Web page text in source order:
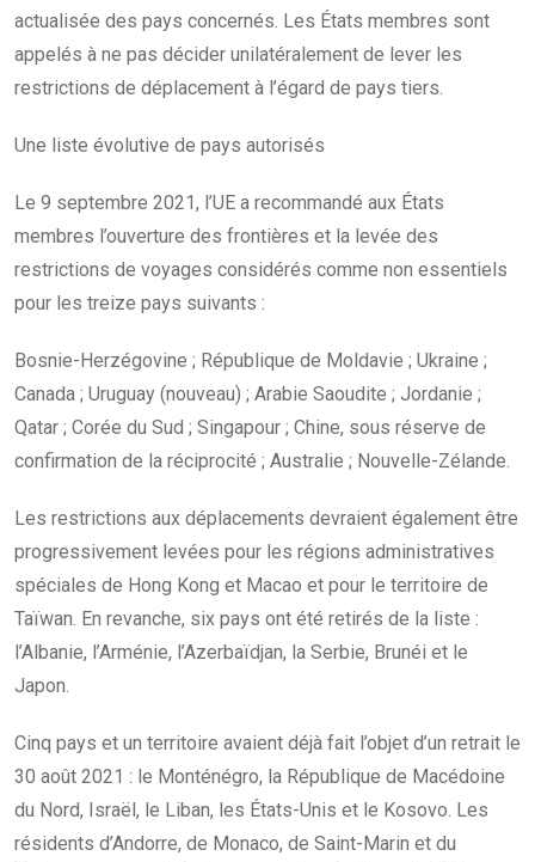
actualisée des pays concernés. Les États membres sont
appelés à ne pas décider unilatéralement de lever les
restrictions de déplacement à l’égard de pays tiers.
Une liste évolutive de pays autorisés
Le 9 septembre 2021, l’UE a recommandé aux États
membres l’ouverture des frontières et la levée des
restrictions de voyages considérés comme non essentiels
pour les treize pays suivants :
Bosnie-Herzégovine ; République de Moldavie ; Ukraine ;
Canada ; Uruguay (nouveau) ; Arabie Saoudite ; Jordanie ;
Qatar ; Corée du Sud ; Singapour ; Chine, sous réserve de
confirmation de la réciprocité ; Australie ; Nouvelle-Zélande.
Les restrictions aux déplacements devraient également être
progressivement levées pour les régions administratives
spéciales de Hong Kong et Macao et pour le territoire de
Taïwan. En revanche, six pays ont été retirés de la liste :
l’Albanie, l’Arménie, l’Azerbaïdjan, la Serbie, Brunéi et le
Japon.
Cinq pays et un territoire avaient déjà fait l’objet d’un retrait le
30 août 2021 : le Monténégro, la République de Macédoine
du Nord, Israël, le Liban, les États-Unis et le Kosovo. Les
résidents d’Andorre, de Monaco, de Saint-Marin et du